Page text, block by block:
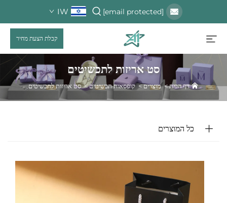
[email protected]
IW
קבלת הצעת מחיר
סט אריזות לתכשיטים
דף הבית>מוצרים>קופסאות תכשיטים>סט אריזות לתכשיטים
כל המוצרים